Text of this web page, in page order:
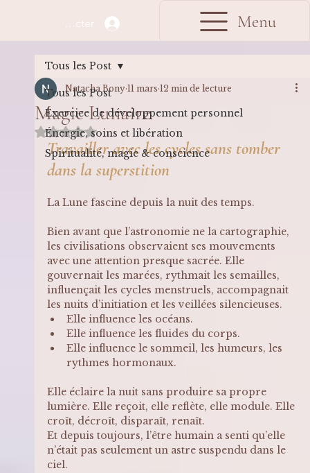
Se connecter Menu
Tous les Post
Exercice de développement personnel
Énergie, soins et libération
Spiritualité, magie & conscience
Tous les Post
Magie Lunaire
Natacha Bony 11 mars 12 min de lecture
Noté NaN étoiles sur 5.
Travailler avec les cycles sans tomber
dans la superstition
La Lune fascine depuis la nuit des temps.
Bien avant que l’astronomie ne la cartographie,
les civilisations observaient ses mouvements
avec une attention presque sacrée. Elle
gouvernait les marées, rythmait les semailles,
influençait les cycles menstruels, accompagnait
les nuits d’initiation et les veillées silencieuses.
Elle influence les océans.
Elle influence les fluides du corps.
Elle influence le sommeil, les humeurs, les
rythmes hormonaux.
Elle éclaire la nuit sans produire sa propre
lumière. Elle reçoit, elle reflète, elle module. Elle
croît, décroît, disparaît, renaît.
Et depuis toujours, l’être humain a senti qu’elle
n’était pas seulement un astre suspendu dans le
ciel.